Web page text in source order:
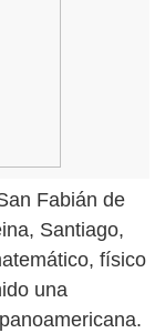
Fabián de
Santiago,
físico
una